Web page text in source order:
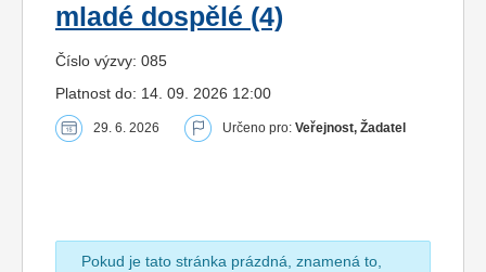
mladé dospělé (4)
Číslo výzvy: 085
Platnost do: 14. 09. 2026 12:00
29. 6. 2026 Určeno pro: Veřejnost, Žadatel
Pokud je tato stránka prázdná, znamená to,